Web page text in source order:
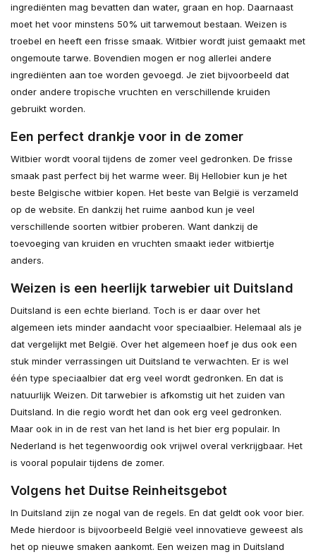
ingrediënten mag bevatten dan water, graan en hop. Daarnaast
moet het voor minstens 50% uit tarwemout bestaan. Weizen is
troebel en heeft een frisse smaak. Witbier wordt juist gemaakt met
ongemoute tarwe. Bovendien mogen er nog allerlei andere
ingrediënten aan toe worden gevoegd. Je ziet bijvoorbeeld dat
onder andere tropische vruchten en verschillende kruiden
gebruikt worden.
Een perfect drankje voor in de zomer
Witbier wordt vooral tijdens de zomer veel gedronken. De frisse
smaak past perfect bij het warme weer. Bij Hellobier kun je het
beste Belgische witbier kopen. Het beste van België is verzameld
op de website. En dankzij het ruime aanbod kun je veel
verschillende soorten witbier proberen. Want dankzij de
toevoeging van kruiden en vruchten smaakt ieder witbiertje
anders.
Weizen is een heerlijk tarwebier uit Duitsland
Duitsland is een echte bierland. Toch is er daar over het
algemeen iets minder aandacht voor speciaalbier. Helemaal als je
dat vergelijkt met België. Over het algemeen hoef je dus ook een
stuk minder verrassingen uit Duitsland te verwachten. Er is wel
één type speciaalbier dat erg veel wordt gedronken. En dat is
natuurlijk Weizen. Dit tarwebier is afkomstig uit het zuiden van
Duitsland. In die regio wordt het dan ook erg veel gedronken.
Maar ook in in de rest van het land is het bier erg populair. In
Nederland is het tegenwoordig ook vrijwel overal verkrijgbaar. Het
is vooral populair tijdens de zomer.
Volgens het Duitse Reinheitsgebot
In Duitsland zijn ze nogal van de regels. En dat geldt ook voor bier.
Mede hierdoor is bijvoorbeeld België veel innovatieve geweest als
het op nieuwe smaken aankomt. Een weizen mag in Duitsland